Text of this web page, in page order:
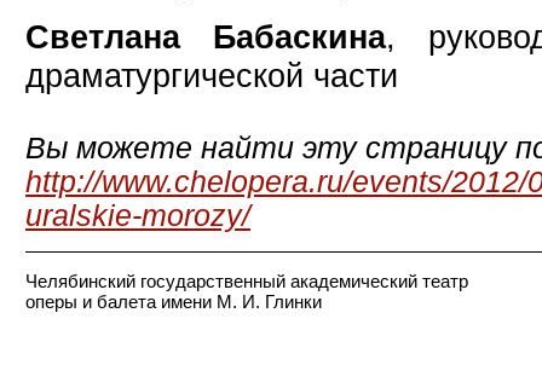
Светлана Бабаскина,
драматургической части
Вы можете найти эту страницу
http://www.chelopera.ru/events/2012/
uralskie-morozy/
Челябинский государственный академический театр
оперы и балета имени М. И. Глинки